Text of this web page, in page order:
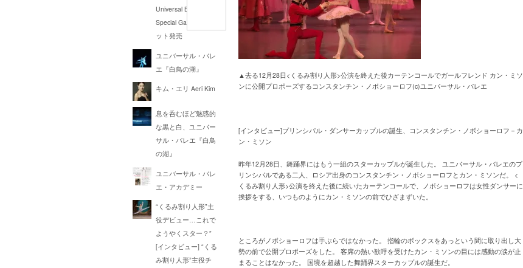
Universal Ballet
Special Gala＞ チケ
ット発売
ユニバーサル・バレ
エ『白鳥の湖』
キム・エリ Aeri Kim
息を呑むほど魅惑的
な黒と白、ユニバー
サル・バレエ『白鳥
の湖』
ユニバーサル・バレ
エ・アカデミー
“くるみ割り人形”主
役デビュー…これで
ようやくスター？”
[インタビュー] “くる
み割り人形”主役チ
▲去る12月28日<くるみ割り人形>公演を終えた後カーテンコールでガールフレンド カン・ミソ
ンに公開プロポーズするコンスタンチン・ノボショーロフ(c)ユニバーサル・バレエ
[インタビュー]プリンシパル・ダンサーカップルの誕生、コンスタンチン・ノボショーロフ－カ
ン・ミソン
昨年12月28日、舞踊界にはもう一組のスターカップルが誕生した。 ユニバーサル・バレエのプ
リンシパルである二人、ロシア出身のコンスタンチン・ノボショーロフとカン・ミソンだ。 <
くるみ割り人形>公演を終えた後に続いたカーテンコールで、ノボショーロフは女性ダンサーに
挨拶をする、いつものようにカン・ミソンの前でひざまずいた。
ところがノボショーロフは手ぶらではなかった。 指輪のボックスをあっという間に取り出し大
勢の前で公開プロポーズをした。 客席の熱い歓呼を受けたカン・ミソンの目には感動の涙が止
まることはなかった。 国境を超越した舞踊界スターカップルの誕生だ。